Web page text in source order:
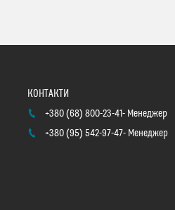
+380 (68) 800-23-41 Менеджер
+380 (95) 542-97-47 Менеджер